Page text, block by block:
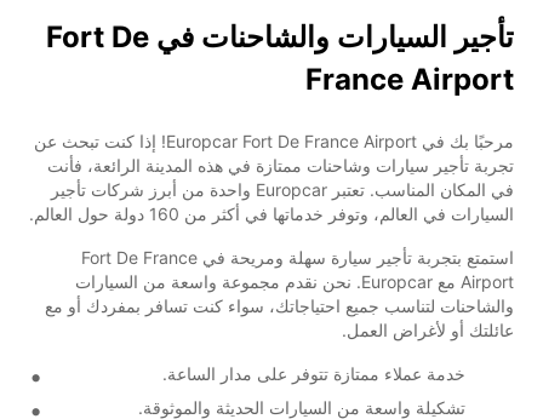
تأجير السيارات والشاحنات في Fort De
France Airport
مرحبًا بك في Europcar Fort De France Airport! إذا كنت تبحث عن
تجربة تأجير سيارات وشاحنات ممتازة في هذه المدينة الرائعة، فأنت
في المكان المناسب. تعتبر Europcar واحدة من أبرز شركات تأجير
السيارات في العالم، وتوفر خدماتها في أكثر من 160 دولة حول العالم.
استمتع بتجربة تأجير سيارة سهلة ومريحة في Fort De France
Airport مع Europcar. نحن نقدم مجموعة واسعة من السيارات
والشاحنات لتناسب جميع احتياجاتك، سواء كنت تسافر بمفردك أو مع
عائلتك أو لأغراض العمل.
خدمة عملاء ممتازة تتوفر على مدار الساعة.
تشكيلة واسعة من السيارات الحديثة والموثوقة.